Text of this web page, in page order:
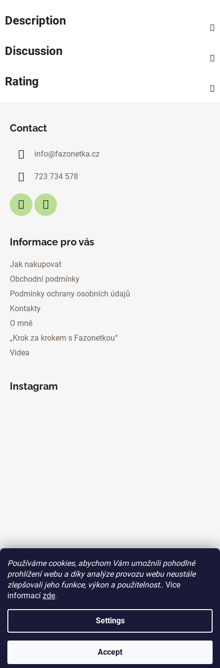
Používáme cookies, abychom Vám umožnili pohodlné
prohlížení webu a díky analýze provozu webu neustále
zlepšovali jeho funkce, výkon a použitelnost.. Více
informací zde.
Settings
Accept
Description
Discussion
Rating
Contact
info@fazonetka.cz
723 734 578
Informace pro vás
Jak nakupovat
Obchodní podmínky
Podmínky ochrany osobních údajů
Kontakty
O mně
„Krok za krokem s Fazonetkou“
Videa
Instagram
Follow on Instagram
Facebook
Created by Shoptet
Copyright 2026Fazonetka. All rights reserved.